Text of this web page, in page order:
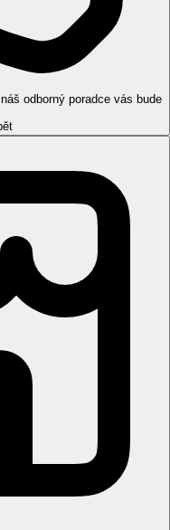
odborný poradce vás bude